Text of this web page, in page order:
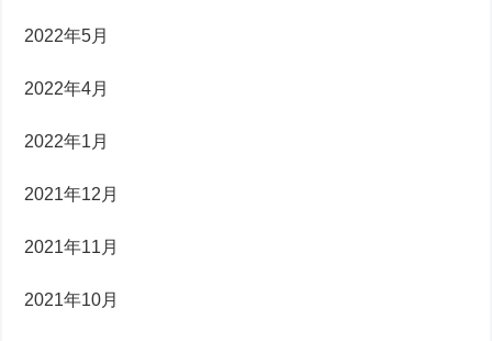
2022年5月
2022年4月
2022年1月
2021年12月
2021年11月
2021年10月